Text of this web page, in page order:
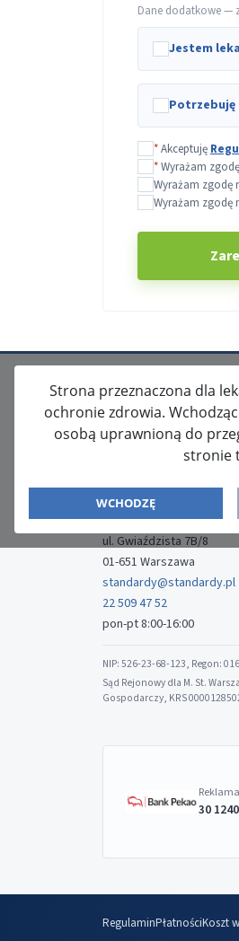
Dane dodatkowe —
Jestem
*Akceptuję
*Wyrażam
Wyrażam zgodę
Wyrażam zgodę
Strona przeznaczona dla
ochronie zdrowia.
osobą uprawnioną do
stronie
WCHODZĘ
ISSN: 2080-5438
Media-Press Sp. z o.o.
ul. Gwiaździsta 7B/8
01-651 Warszawa
standardy@standardy.pl
22 509 47 52
pon-pt 8:00-16:00
NIP: 526-23-68-123, Regon:
Sąd Rejonowy dla M. St.
Gospodarczy, KRS
30
RegulaminPłatnościKoszt